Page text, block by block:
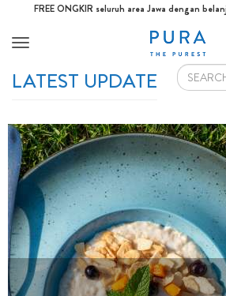
FREE ONGKIR seluruh area Jawa dengan
Toggle
LATEST UPDATE